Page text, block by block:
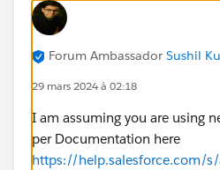
Forum Ambassador Sushil
29 mars 2024 à 02:18
I am assuming you are using
per Documentation here
https://help.salesforce.com/